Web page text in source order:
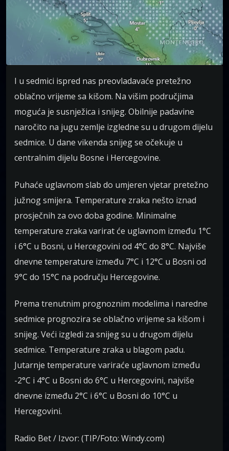
I u sedmici ispred nas preovladavaće pretežno
oblačno vrijeme sa kišom. Na višim područjima
moguća je susnježica i snijeg. Obilnije padavine
naročito na jugu zemlje izgledne su u drugom dijelu
sedmice. U dane vikenda snijeg se očekuje u
centralnim dijelu Bosne i Hercegovine.
Puhaće uglavnom slab do umjeren vjetar pretežno
južnog smijera. Temperature zraka nešto iznad
prosječnih za ovo doba godine. Minimalne
temperature zraka varirat će uglavnom između 1°C
i 6°C u Bosni, u Hercegovini od 4°C do 8°C. Najviše
dnevne temperature između 7°C i 12°C u Bosni od
9°C do 15°C na području Hercegovine.
Prema trenutnim prognoznim modelima i naredne
sedmice prognozira se oblačno vrijeme sa kišom i
snijeg. Veći izgledi za snijeg su u drugom dijelu
sedmice. Temperature zraka u blagom padu.
Jutarnje temperature variraće uglavnom između
-2°C i 4°C u Bosni do 6°C u Hercegovini, najviše
dnevne između 2°C i 6°C u Bosni do 10°C u
Hercegovini.
Radio Bet / Izvor: (TIP/Foto: Windy.com)